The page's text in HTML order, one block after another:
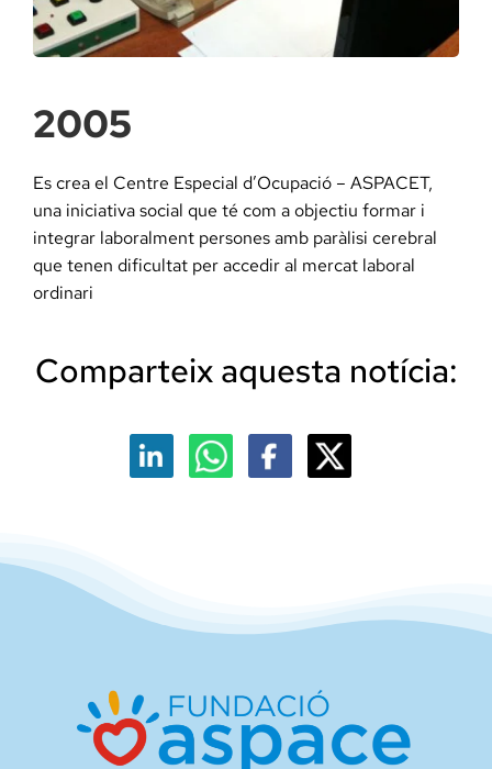
Àmbit
Àmbit
2005
Es crea el Centre Especial d’Ocupació – ASPACET,
una iniciativa social que té com a objectiu formar i
integrar laboralment persones amb paràlisi cerebral
que tenen dificultat per accedir al mercat laboral
ordinari
Comparteix aquesta notícia: